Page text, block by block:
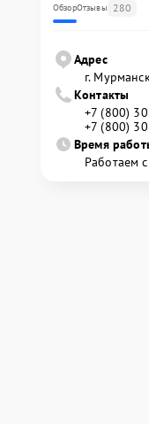
ОбзорОтзывы 280
Адрес
г.
Контакты
+7 (800)
+7 (800)
Время
Работаем